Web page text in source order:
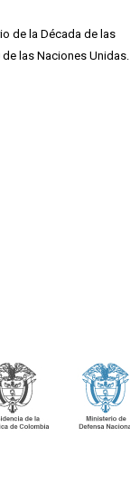
de la Década de las
las Naciones Unidas.